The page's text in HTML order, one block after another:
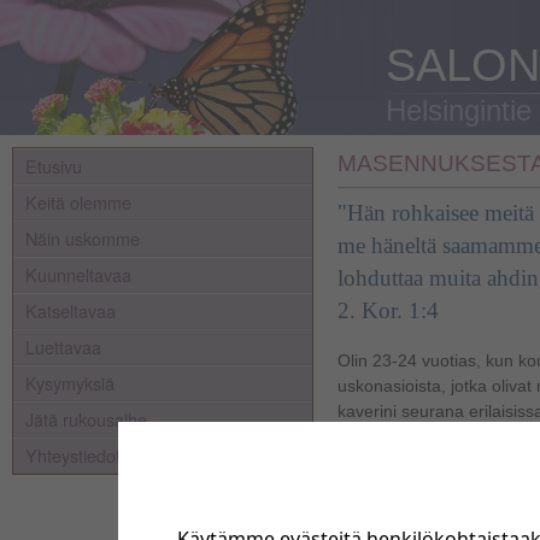
Jätä rukousaihe
"Hän rohkaisee
me häneltä
lohduttaa muita
2. Kor. 1:4
Olin 23-24 vuotias, kun
uskonasioista, jotka olivat
kaverini seurana